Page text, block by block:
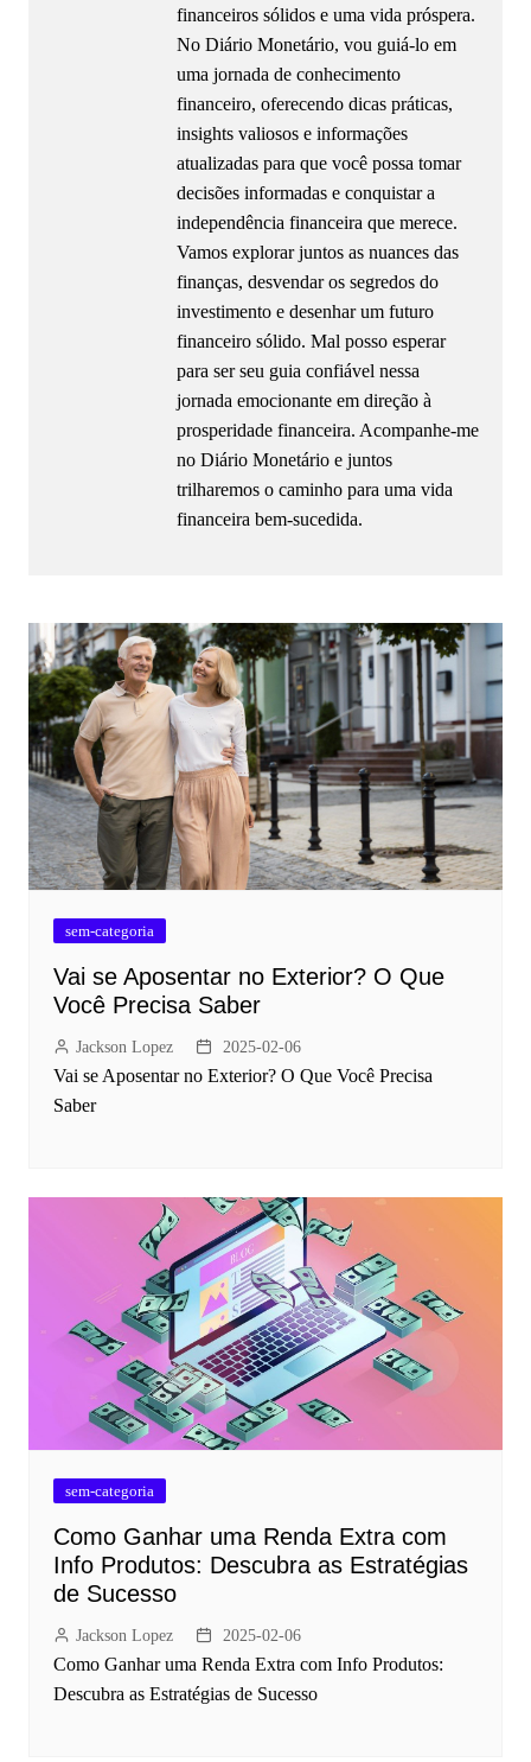
financeiros sólidos e uma vida próspera.
No Diário Monetário, vou guiá-lo em
uma jornada de conhecimento
financeiro, oferecendo dicas práticas,
insights valiosos e informações
atualizadas para que você possa tomar
decisões informadas e conquistar a
independência financeira que merece.
Vamos explorar juntos as nuances das
finanças, desvendar os segredos do
investimento e desenhar um futuro
financeiro sólido. Mal posso esperar
para ser seu guia confiável nessa
jornada emocionante em direção à
prosperidade financeira. Acompanhe-me
no Diário Monetário e juntos
trilharemos o caminho para uma vida
financeira bem-sucedida.
sem-categoria
Vai se Aposentar no Exterior? O Que
Você Precisa Saber
Jackson Lopez 2025-02-06
Vai se Aposentar no Exterior? O Que Você Precisa
Saber
sem-categoria
Como Ganhar uma Renda Extra com
Info Produtos: Descubra as Estratégias
de Sucesso
Jackson Lopez 2025-02-06
Como Ganhar uma Renda Extra com Info Produtos:
Descubra as Estratégias de Sucesso